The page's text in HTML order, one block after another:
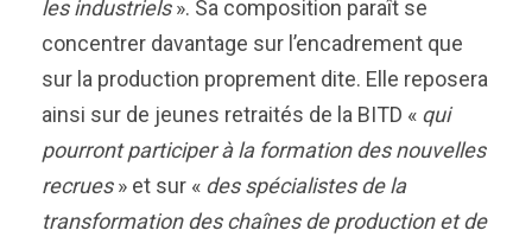
les industriels». Sa composition paraît se
concentrer davantage sur l’encadrement que
sur la production proprement dite. Elle reposera
ainsi sur de jeunes retraités de la BITD « qui
pourront participer à la formation des nouvelles
recrues» et sur « des spécialistes de la
transformation des chaînes de production et de